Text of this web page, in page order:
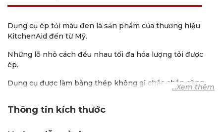
Dụng cụ ép tỏi màu đen là sản phẩm của thương hiệu
KitchenAid đến từ Mỹ.
Những lỗ nhỏ cách đều nhau tối đa hóa lượng tỏi được
ép.
Dụng cụ được làm bằng thép không gỉ chắc chắn cùng
Sản phẩm không chứa BPA, an toàn cho sức khỏe.
Thông tin kích thước